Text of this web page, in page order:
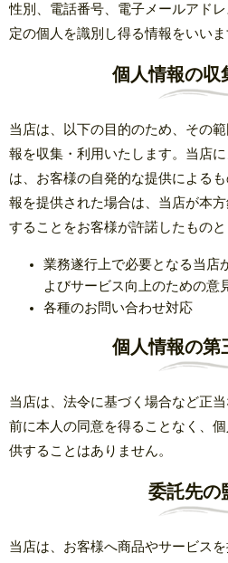
性別、電話番号、電子メールアド
定の個人を識別し得る情報をいいま
個人情報の収
当店は、以下の目的のため、その
報を収集・利用いたします。当店
は、お客様の自発的な提供による
報を提供された場合は、当店が本
することをお客様が許諾したものと
業務遂行上で必要となる当店
よびサービス向上のための意
各種のお問い合わせ対応
個人情報の第
当店は、法令に基づく場合など正
前に本人の同意を得ることなく、
供することはありません。
委託先の
当店は、お客様へ商品やサービス